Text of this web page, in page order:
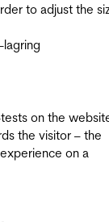
to adjust the
lagring
on the
the visitor – the
on a